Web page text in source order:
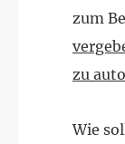
zum
zu
Wie